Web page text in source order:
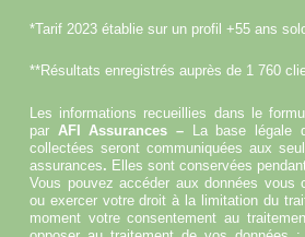
*Tarif 2023 établie sur un profil +55 ans
**Résultats enregistrés auprès de 1 760
Les informations recueillies dans le
par AFI Assurances –
La base légale
collectées seront communiquées aux
assurances. Elles sont conservées
Vous pouvez accéder aux données vous
ou exercer votre droit à la limitation du
moment votre consentement au